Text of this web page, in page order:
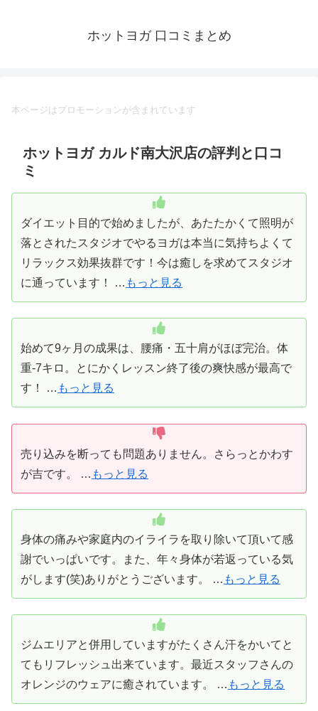
ホットヨガ 口コミまとめ
本ページはプロモーションが含まれています
ホットヨガ カルド南大沢店の評判と口コ
ミ
ダイエット目的で始めましたが、あたたかくて照明が
落とされたスタジオでやるヨガは本当に気持ちよくて
リラックス効果抜群です！今は癒しを求めてスタジオ
に通っています！ … もっと見る
始めて9ヶ月の成果は、腰痛・五十肩がほぼ完治。体
重-7キロ。とにかくレッスン終了後の爽快感が最高で
す！ … もっと見る
売り込みを断っても問題ありません。さらっとかわす
が吉です。 … もっと見る
身体の痛みや家庭内のイライラを取り除いて頂いて感
謝でいっぱいです。また、年々身体が若返っている気
がします(笑)ありがとうございます。 … もっと見る
ジムエリアと併用していますがたくさん汗をかいてと
てもリフレッシュ出来ています。最近スタッフさんの
オレンジのウェアに癒されています。 … もっと見る